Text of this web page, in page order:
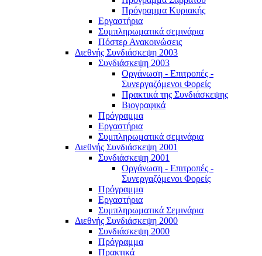
Πρόγραμμα Κυριακής
Εργαστήρια
Συμπληρωματικά σεμινάρια
Πόστερ Ανακοινώσεις
Διεθνής Συνδιάσκεψη 2003
Συνδιάσκεψη 2003
Οργάνωση - Επιτροπές -
Συνεργαζόμενοι Φορείς
Πρακτικά της Συνδιάσκεψης
Βιογραφικά
Πρόγραμμα
Εργαστήρια
Συμπληρωματικά σεμινάρια
Διεθνής Συνδιάσκεψη 2001
Συνδιάσκεψη 2001
Οργάνωση - Επιτροπές -
Συνεργαζόμενοι Φορείς
Πρόγραμμα
Εργαστήρια
Συμπληρωματικά Σεμινάρια
Διεθνής Συνδιάσκεψη 2000
Συνδιάσκεψη 2000
Πρόγραμμα
Πρακτικά